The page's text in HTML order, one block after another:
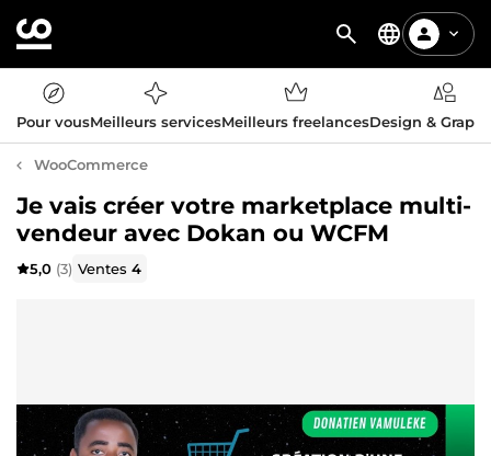
Pour vousMeilleurs servicesMeilleurs freelancesDesign &
WooCommerce
Je vais créer votre marketplace multi-
vendeur avec Dokan ou WCFM
5,0 (3) Ventes4